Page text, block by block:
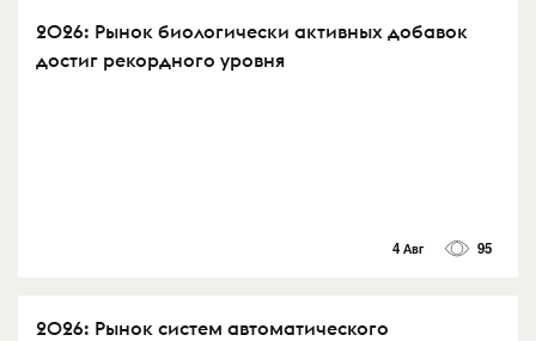
2026: Рынок биологически активных добавок
достиг рекордного уровня
4 Авг 95
2026: Рынок систем автоматического